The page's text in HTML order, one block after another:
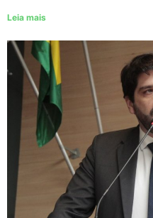
Leia mais